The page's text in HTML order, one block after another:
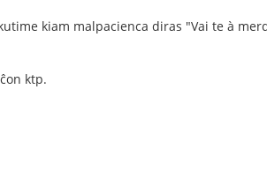
kiam malpacienca diras "Vai te à
ktp.